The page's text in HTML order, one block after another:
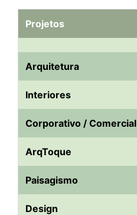
Projetos
Arquitetura
Interiores
Corporativo / Comercial
ArqToque
Paisagismo
Design